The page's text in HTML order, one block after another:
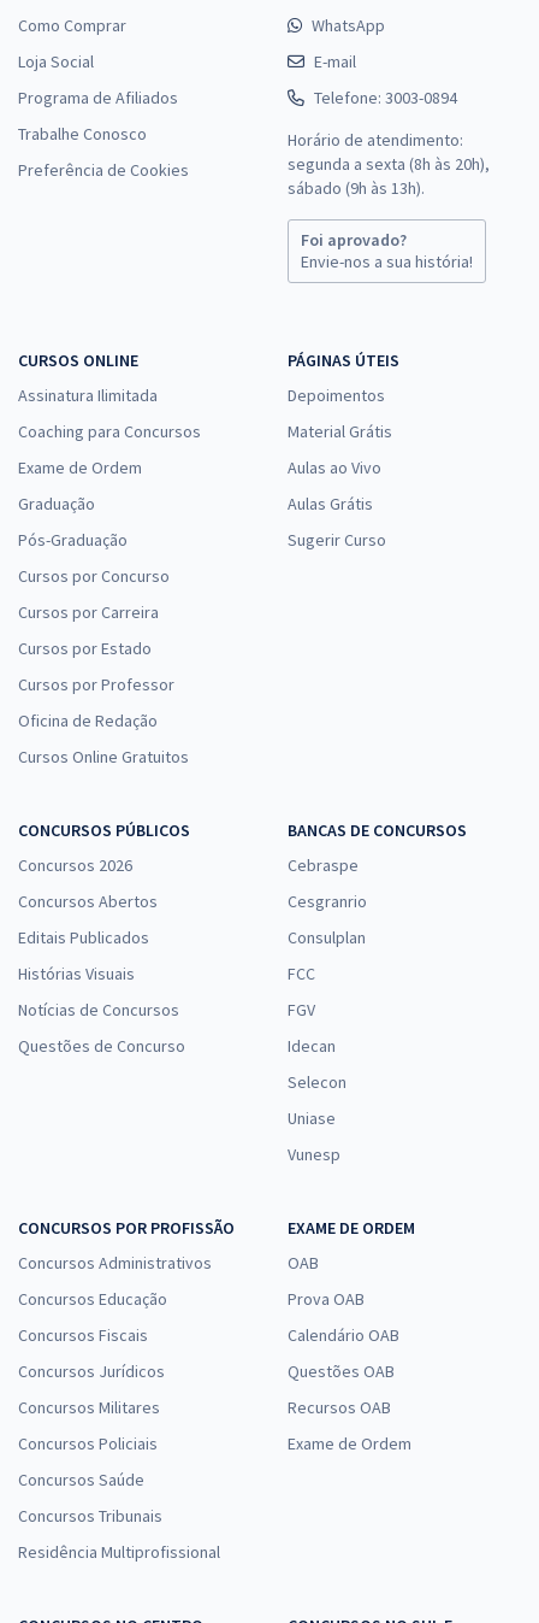
ALECE - Assembleia Legislativa do Estado do Ceará - Conhecimentos
Específicos para Analista Legislativo - Cargo 22: Língua Portuguesa -
à vista
R$21,32
ALECE - Assembleia Legislativa do Estado do Ceará - Analista
Legislativo - Cargo 11: Desenvolvedor de Software (Pós-Edital)
à vista
Específicos para o Cargo 30: Técnico Legislativo (Pós-Edital)
Economize R$ 57,96 (-20%)
ALECE - Assembleia Legislativa do Estado do Ceará - Cargo 25:
Analista Legislativo – Pedagogia (Pós-Edital)
à vista
R$31,92
Edital)
R$ 223,04
à vista
R$18,59
Economize R$ 55,76 (-20%)
Comprar
ALECE - Assembleia Legislativa do Estado do Ceará - Cargo 23:
Analista Legislativo - Marketing (Pós-Edital)
R$ 383,04
Como Comprar
Loja Social
Programa de Afiliados
Trabalhe Conosco
Preferência de Cookies
WhatsApp
E-mail
Telefone: 3003-0894
Horário de atendimento:
segunda a sexta (8h às 20h),
sábado (9h às 13h).
Foi aprovado?
Envie-nos a sua história!
CURSOS ONLINE
Assinatura Ilimitada
Coaching para Concursos
Exame de Ordem
Graduação
Pós-Graduação
Cursos por Concurso
Cursos por Carreira
Cursos por Estado
Cursos por Professor
Oficina de Redação
Cursos Online Gratuitos
PÁGINAS ÚTEIS
Depoimentos
Material Grátis
Aulas ao Vivo
Aulas Grátis
Sugerir Curso
CONCURSOS PÚBLICOS
Concursos 2026
Concursos Abertos
Editais Publicados
Histórias Visuais
Notícias de Concursos
Questões de Concurso
BANCAS DE CONCURSOS
Cebraspe
Cesgranrio
Consulplan
FCC
FGV
Idecan
Selecon
Uniase
Vunesp
CONCURSOS POR PROFISSÃO
Concursos Administrativos
Concursos Educação
Concursos Fiscais
Concursos Jurídicos
Concursos Militares
Concursos Policiais
Concursos Saúde
Concursos Tribunais
Residência Multiprofissional
EXAME DE ORDEM
OAB
Prova OAB
Calendário OAB
Questões OAB
Recursos OAB
Exame de Ordem